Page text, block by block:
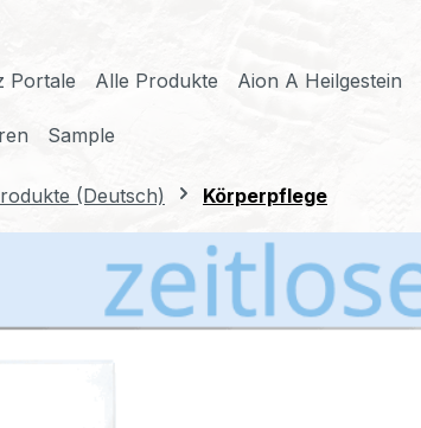
Portale Alle Produkte Aion A Heilgestein
Sample
(Deutsch) Körperpflege